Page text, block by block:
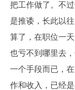
把工作做了。不
是推诿，长此以
算了，在职位一
也亏不到哪里去
一个手段而已，
作和收入，已经